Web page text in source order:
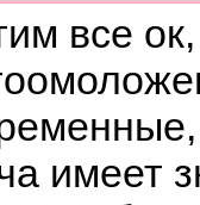
все
имеет